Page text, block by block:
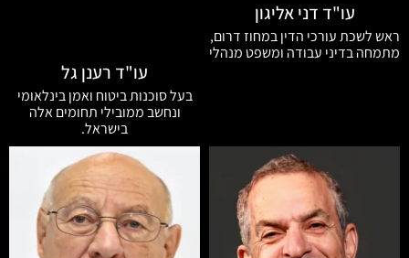
עו"ד דני אליגון
ראש לשכת עורכי הדין במחוז דרום,
מתמחה בדיני עבודה ומשפט מנהלי
עו"ד רענן גל
בעל סוכנות ביטוח ואמן בינלאומי
ונחשב ממובילי תחומים אלה
בישראל.